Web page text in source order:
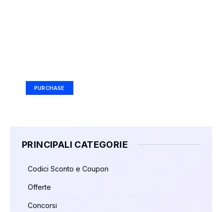
PURCHASE
PRINCIPALI CATEGORIE
Codici Sconto e Coupon
Offerte
Concorsi